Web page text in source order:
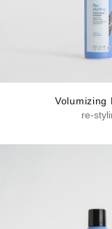
Volumizing
re-